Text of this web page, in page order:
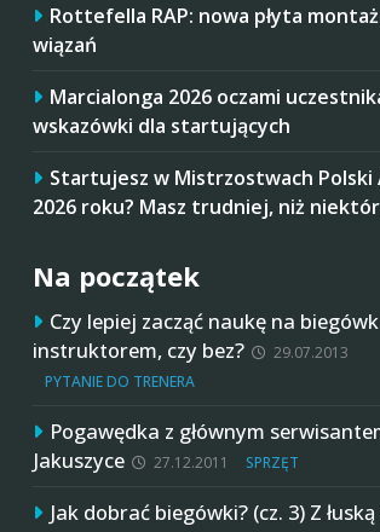
Rottefella RAP: nowa płyta
wiązań
Marcialonga 2026 oczami
wskazówki dla startujących
Startujesz w Mistrzostwach
2026 roku? Masz trudniej, niż
Na początek
Czy lepiej zacząć naukę na
instruktorem, czy bez?
29.07.2013
PYTANIE DO TRENERA
Pogawędka z głównym
Jakuszyce
27.12.2011 SPRZĘT
Jak dobrać biegówki? (cz. 3) Z